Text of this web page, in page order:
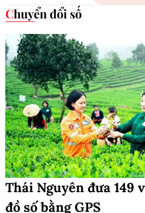
Chuyển đổi số
Thái Nguyên đưa 149
đồ số bằng GPS